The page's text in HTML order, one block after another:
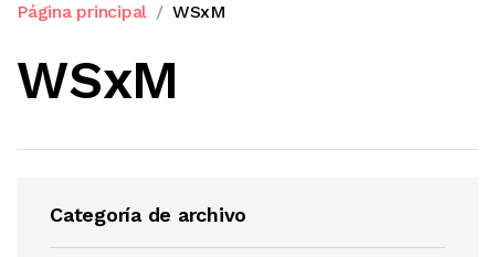
Página principal WSxM
WSxM
Categoría de archivo